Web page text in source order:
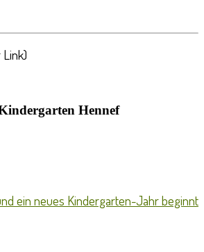
Hennef
ein neues Kindergarten-Jahr beginnt